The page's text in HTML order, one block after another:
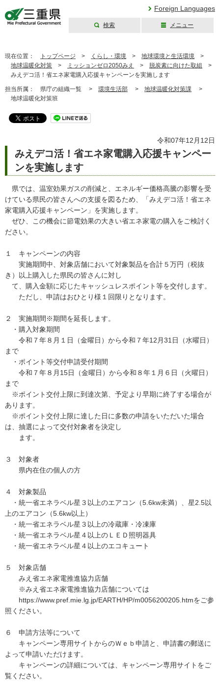
Foreign Languages
検索 メニュー
現在位置： トップページ > くらし・環境 > 地球環境と生活環境 >
地球温暖化対策 > ミッションゼロ2050みえ > 脱炭素に向けた取組
>
みえデコ活！省エネ家電購入応援キャンペーンを実施します
担当所属： 県庁の組織一覧 > 環境生活部 > 地球温暖化対策課 >
地球温暖化対策班
令和07年12月12日
みえデコ活！省エネ家電購入応援キャンペー
ンを実施します
県では、温室効果ガスの削減と、エネルギー価格高騰の影響を受
けている県民の皆さんへの支援を図るため、「みえデコ活！省エネ
家電購入応援キャンペーン」を実施します。
ぜひ、この機会に節電効果の大きい省エネ家電の購入をご検討く
ださい。
１ キャンペーンの内容
実施期間中、対象店舗において対象製品を合計５万円（税抜
き）以上購入した県民の皆さんに対し
て、購入金額に応じたキャッシュレスポイント等を交付します。
ただし、申請はおひとり様１回限りとなります。
２ 実施期間※期間を延長します。
・購入対象期間
令和７年８月１日（金曜日）から令和７年12月31日（水曜日）
まで
・ポイント等交付申請受付期間
令和７年８月15日（金曜日）から令和８年１月６日（火曜日）
まで
※ポイント交付上限に到達次第、予定より早期に終了する場合が
あります。
※ポイント交付上限に達した日に多数の申請をいただいた場合
は、抽選によって交付対象者を決定し
ます。
３ 対象者
県内在住の個人の方
４ 対象製品
・統一省エネラベル星３以上のエアコン（5.6kw未満）、星2.5以
上のエアコン（5.6kw以上）
・統一省エネラベル星３以上の冷蔵庫・冷凍庫
・統一省エネラベル星４以上のＬＥＤ照明器具
・統一省エネラベル星４以上のエコキュート
５ 対象店舗
みえ省エネ家電推進協力店舗
※みえ省エネ家電推進協力店舗については
https://www.pref.mie.lg.jp/EARTH/HP/m0056200205.htmをご参
照ください。
６ 申請方法等について
キャンペーン専用サイトからのＷｅｂ申請と、申請書の郵送に
よって申請いただけます。
キャンペーンの詳細については、キャンペーン専用サイトをご
覧ください。